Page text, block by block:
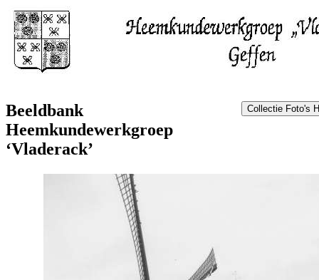
Beeldbank
Heemkundewerkgroep
‘Vladerack’